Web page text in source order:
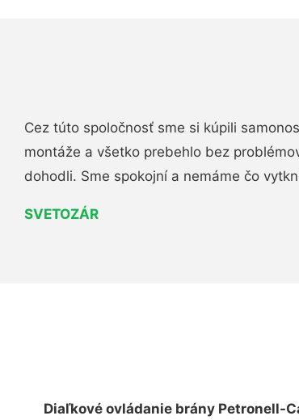
Cez túto spoločnosť sme si kúpili
montáže a všetko prebehlo bez
dohodli. Sme spokojní a nemáme čo
SVETOZÁR
Diaľkové ovládanie brány Petronell-